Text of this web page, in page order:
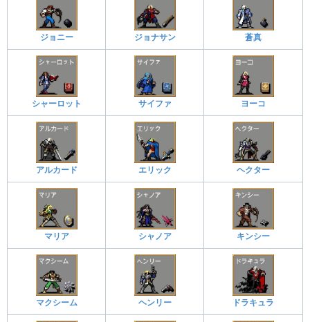
ジョニー ジョナサン 蒼真
シャーロット サイファ ヨーコ
アルカード エリック ヘクター
マリア シャノア キンシー
マクシーム ヘンリー ドラキュラ